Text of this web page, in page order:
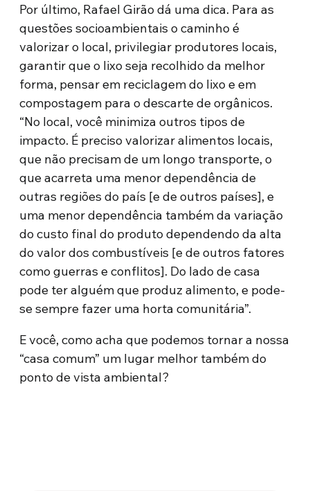
Por último, Rafael Girão dá uma dica. Para as
questões socioambientais o caminho é
valorizar o local, privilegiar produtores locais,
garantir que o lixo seja recolhido da melhor
forma, pensar em reciclagem do lixo e em
compostagem para o descarte de orgânicos.
“No local, você minimiza outros tipos de
impacto. É preciso valorizar alimentos locais,
que não precisam de um longo transporte, o
que acarreta uma menor dependência de
outras regiões do país [e de outros países], e
uma menor dependência também da variação
do custo final do produto dependendo da alta
do valor dos combustíveis [e de outros fatores
como guerras e conflitos]. Do lado de casa
pode ter alguém que produz alimento, e pode-
se sempre fazer uma horta comunitária”.
E você, como acha que podemos tornar a nossa
“casa comum” um lugar melhor também do
ponto de vista ambiental?